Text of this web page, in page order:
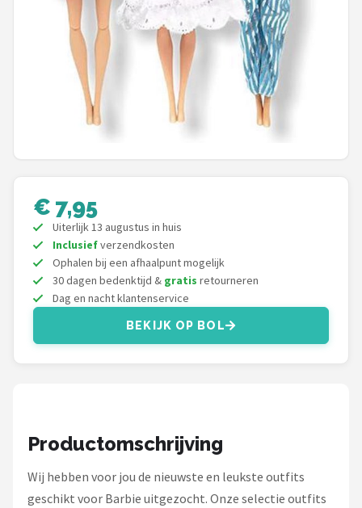
Rainbow High
Disney
L.O.L. Surprise!
Alle merken →
€ 7,95
Uiterlijk 13 augustus in huis
Inclusiefverzendkosten
Ophalen bij een afhaalpunt mogelijk
30 dagen bedenktijd & gratis retourneren
Dag en nacht klantenservice
BEKIJK OP BOL
Productomschrijving
Wij hebben voor jou de nieuwste en leukste outfits
geschikt voor Barbie uitgezocht. Onze selectie outfits